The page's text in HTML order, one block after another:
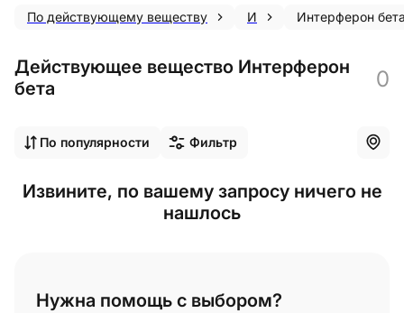
По действующему веществу И Интерферон
Действующее вещество Интерферон
бета
0
По популярности Фильтр
Извините, по вашему запросу ничего не
нашлось
Нужна помощь с выбором?